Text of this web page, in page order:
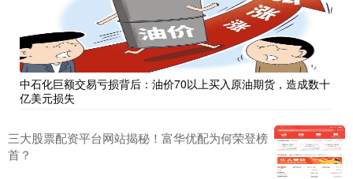
中石化巨额交易亏损背后：油价70以上买入原油期货，造成数十
亿美元损失
三大股票配资平台网站揭秘！富华优配为何荣登榜
首？